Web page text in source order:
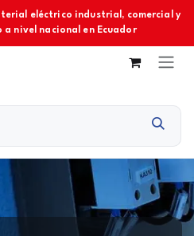
eléctrico industrial, comercial y
a nivel nacional en Ecuador